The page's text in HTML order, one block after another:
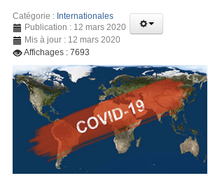
Catégorie : Internationales
Publication : 12 mars 2020
Mis à jour : 12 mars 2020
Affichages : 7693